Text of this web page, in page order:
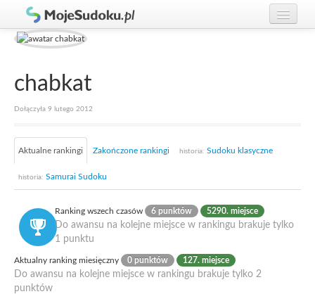
Graj w Sudoku!
Zasady Sudoku
chabkat
Dołączyła 9 lutego 2012
Aktualne rankingi Zakończone rankingi historia: Sudoku klasyczne
historia: Samurai Sudoku
Ranking wszech czasów 6 punktów 5290. miejsce
Do awansu na kolejne miejsce w rankingu brakuje tylko
1 punktu
Aktualny ranking miesięczny 0 punktów 127. miejsce
Do awansu na kolejne miejsce w rankingu brakuje tylko 2
punktów